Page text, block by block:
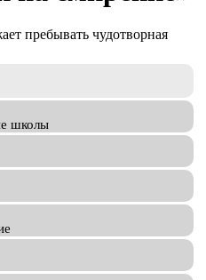
пребывать чудотворная
школы